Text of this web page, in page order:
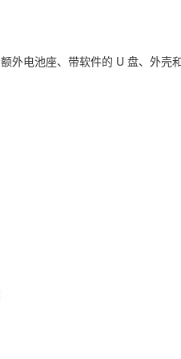
外电池座、带软件的 U 盘、外壳